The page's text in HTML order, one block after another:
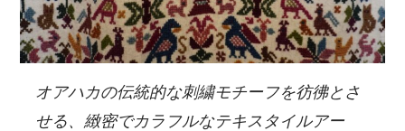
オアハカの伝統的な刺繍モチーフを彷彿とさ
せる、緻密でカラフルなテキスタイルアー